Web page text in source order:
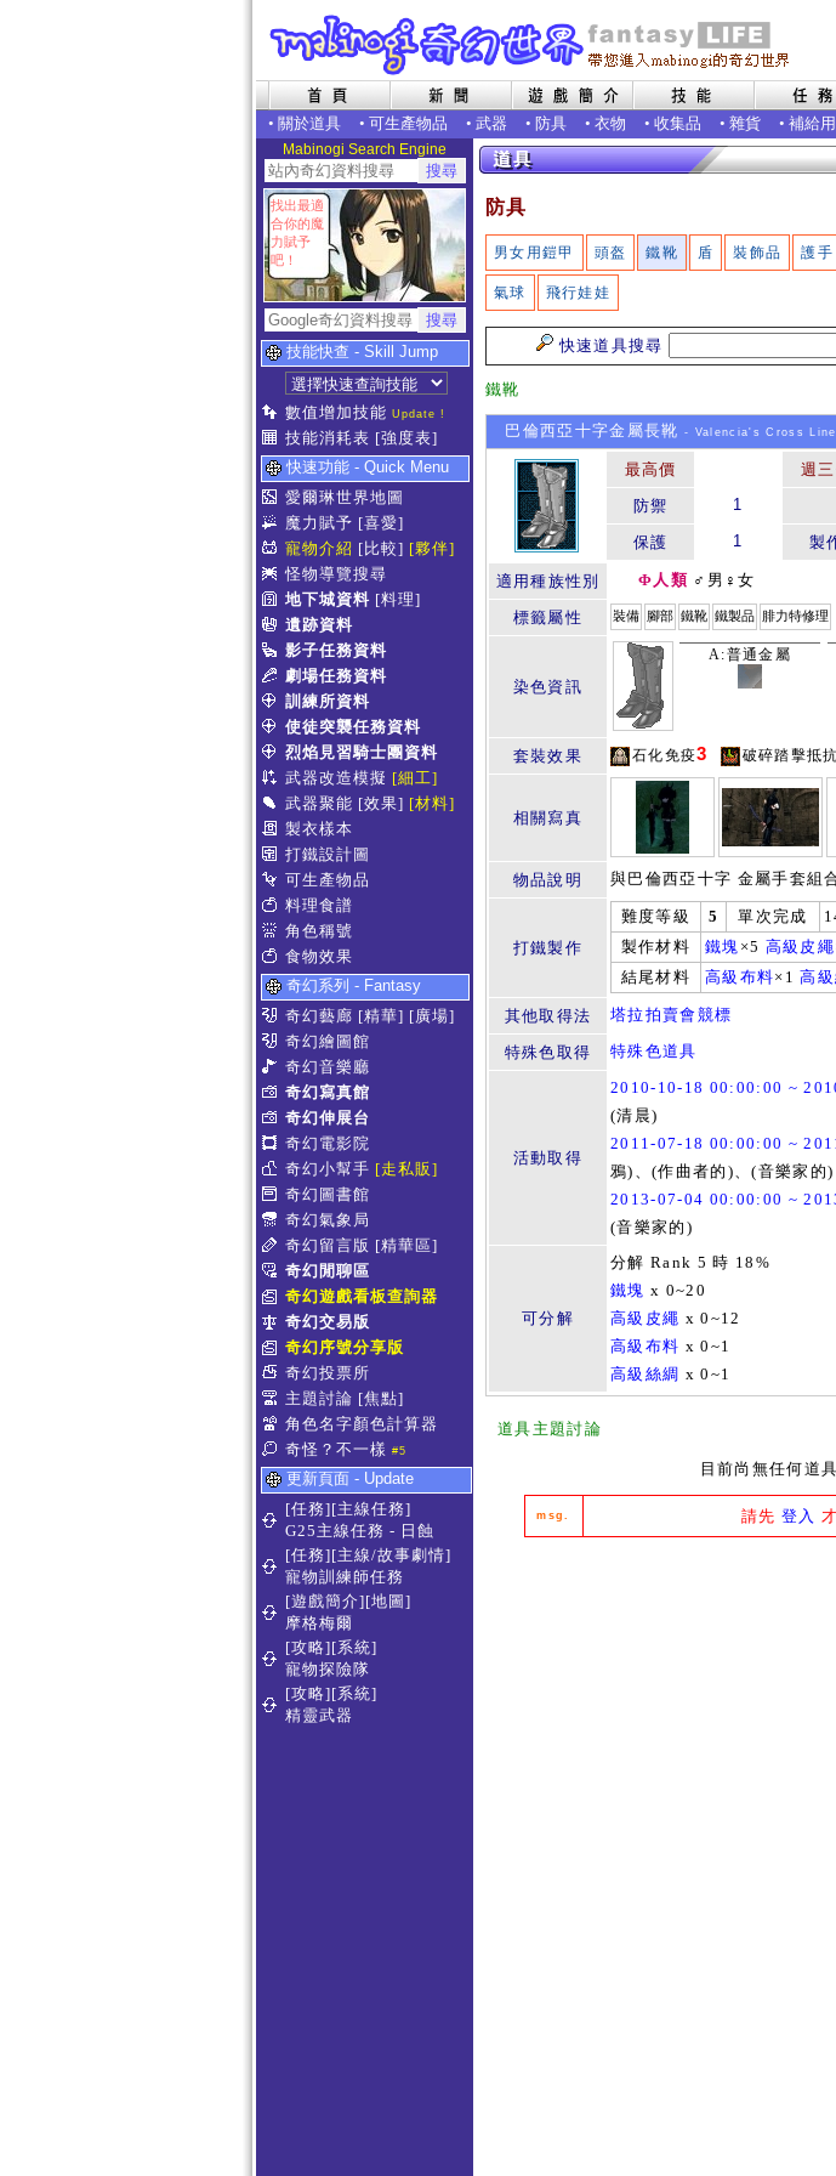
• 關於道具 • 可生產物品 • 武器 • 防具 • 衣物 • 收集品 • 雜貨 • 補給
Mabinogi Search Engine
找出最適
合你的魔
力賦予
吧！
技能快查 - Skill Jump
數值增加技能 Update !
技能消耗表 [強度表]
快速功能 - Quick Menu
愛爾琳世界地圖
魔力賦予 [喜愛]
寵物介紹 [比較] [夥伴]
怪物導覽搜尋
地下城資料 [料理]
遺跡資料
影子任務資料
劇場任務資料
訓練所資料
使徒突襲任務資料
烈焰見習騎士團資料
武器改造模擬 [細工]
武器聚能 [效果] [材料]
製衣樣本
打鐵設計圖
可生產物品
料理食譜
角色稱號
食物效果
奇幻系列 - Fantasy
奇幻藝廊 [精華] [廣場]
奇幻繪圖館
奇幻音樂廳
奇幻寫真館
奇幻伸展台
奇幻電影院
奇幻小幫手 [走私販]
奇幻圖書館
奇幻氣象局
奇幻留言版 [精華區]
奇幻閒聊區
奇幻遊戲看板查詢器
奇幻交易版
奇幻序號分享版
奇幻投票所
主題討論 [焦點]
角色名字顏色計算器
奇怪？不一樣 #5
更新頁面 - Update
[任務][主線任務]
G25主線任務 - 日蝕
[任務][主線/故事劇情]
寵物訓練師任務
[遊戲簡介][地圖]
摩格梅爾
[攻略][系統]
寵物探險隊
[攻略][系統]
精靈武器
防具
男女用鎧甲 頭盔 鐵靴 盾 裝飾品 護手
氣球 飛行娃娃
快速道具搜尋
鐵靴
巴倫西亞十字金屬長靴 - Valencia's Cross
最高價 週
防禦
1
保護 1 製
適用種族性別 Φ人類 ♂男♀女
標籤屬性 裝備 腳部 鐵靴 鐵製品 腓力特修理
染色資訊
A:普通金屬
套裝效果 石化免疫3 破碎踏擊抵抗
相關寫真
物品說明 與巴倫西亞十字 金屬手套組
打鐵製作
難度等級 5 單次完成
製作材料
鐵塊 ×5 高級皮繩
結尾材料
高級布料×1高
其他取得法 塔拉拍賣會競標
特殊色取得 特殊色道具
活動取得
2010-10-18 00:00:00 ~
(清晨)
2011-07-18 00:00:00 ~
鴉)、(作曲者的)、(音樂家的)
2013-07-04 00:00:00 ~
(音樂家的)
可分解
分解 Rank 5 時 18%
鐵塊 x 0~20
高級皮繩 x 0~12
高級布料 x 0~1
高級絲綢 x 0~1
道具主題討論
目前尚無任何道
msg. 請先 登入